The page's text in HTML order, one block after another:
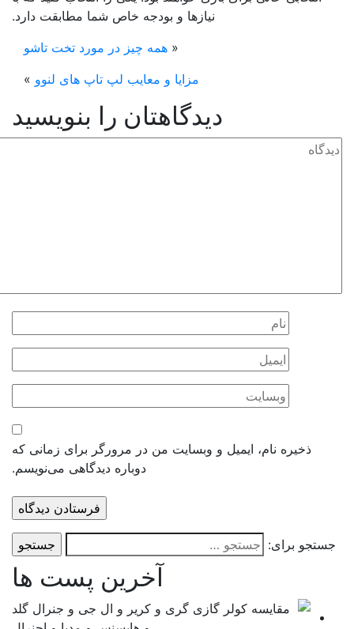
نیازها و بودجه خاص شما مطابقت دارد.
همه چیز در مورد تخت تاشو
مزایا و معایب لپ تاپ های لنوو »
دیدگاهتان را بنویسید
ذخیره نام، ایمیل و وبسایت من در مرورگر برای زمانی که
دوباره دیدگاهی می‌نویسم.
برای:
آخرین پست ها